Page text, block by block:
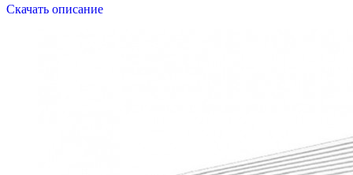
Скачать описание